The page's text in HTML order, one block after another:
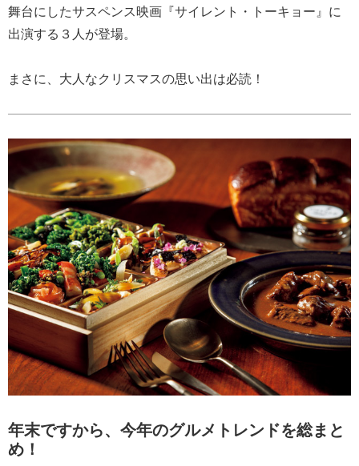
舞台にしたサスペンス映画『サイレント・トーキョー』に
出演する３人が登場。
まさに、大人なクリスマスの思い出は必読！
年末ですから、今年のグルメトレンドを総まと
め！